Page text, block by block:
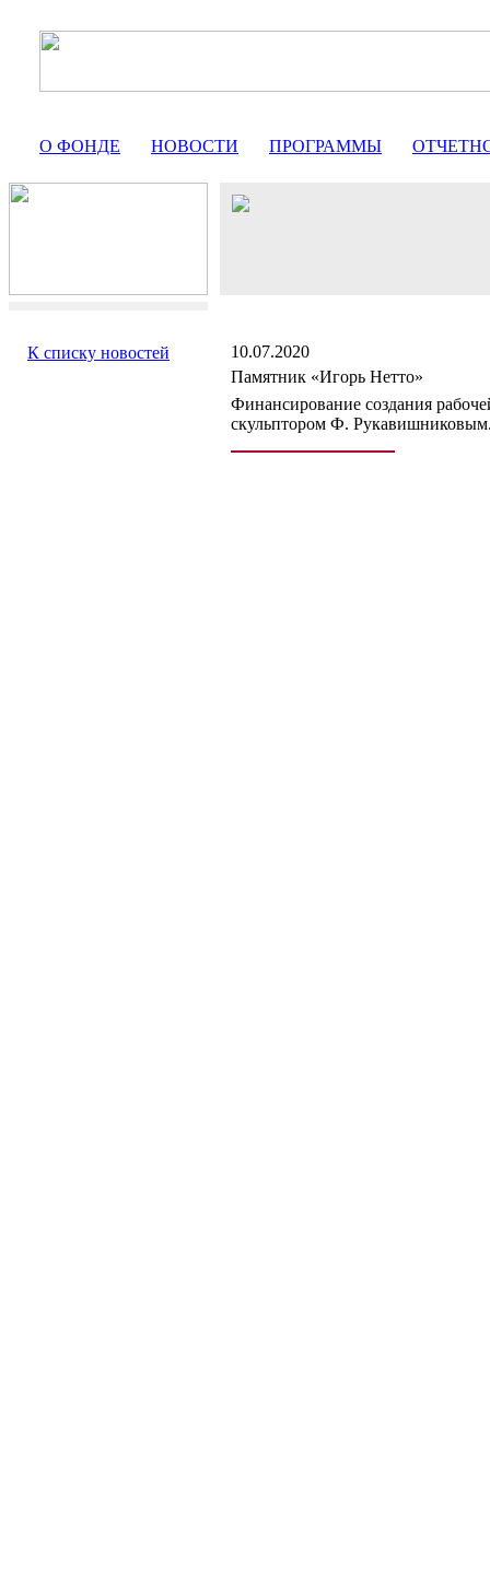
О ФОНДЕ НОВОСТИ ПРОГРАММЫ
К списку новостей
10.07.2020
Памятник «Игорь Нетто»
Финансирование создания
скульптором Ф.